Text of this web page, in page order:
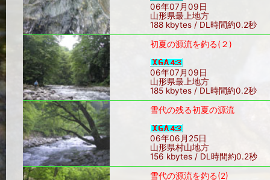
06年07月09日
山形県最上地方
188 kbytes / DL時間約0.2秒
初夏の源流を釣る(２)
06年07月09日
山形県最上地方
185 kbytes / DL時間約0.2秒
雪代の残る初夏の源流
06年06月25日
山形県村山地方
156 kbytes / DL時間約0.2秒
雪代の源流を釣る(2)